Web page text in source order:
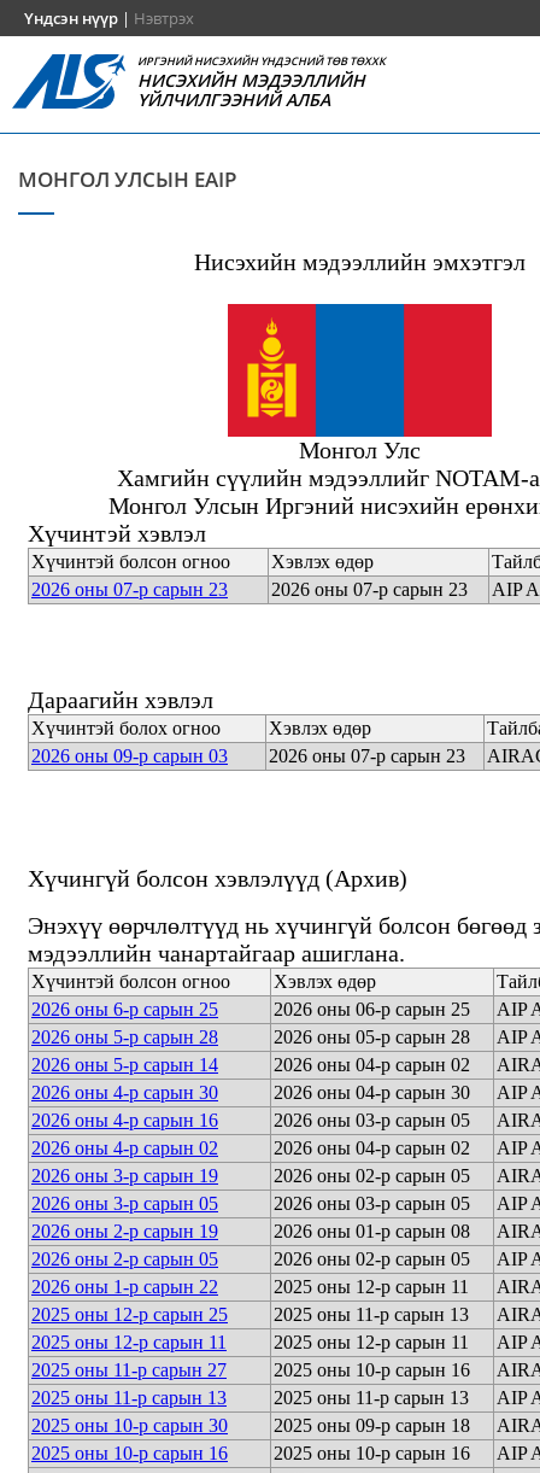
Үндсэн нүүр | Нэвтрэх
ИРГЭНИЙ НИСЭХИЙН ҮНДЭСНИЙ ТӨВ ТӨХХК
НИСЭХИЙН МЭДЭЭЛЛИЙН
ҮЙЛЧИЛГЭЭНИЙ АЛБА
МОНГОЛ УЛСЫН EAIP